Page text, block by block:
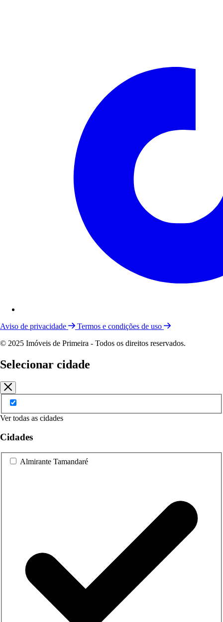
Aviso de privacidade
Termos e condições de uso
© 2025 Imóveis de Primeira - Todos os direitos reservados.
Selecionar cidade
Ver todas as cidades
Cidades
Almirante Tamandaré